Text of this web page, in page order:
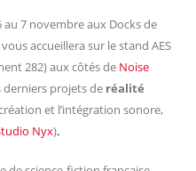
7 novembre aux Docks de
accueillera sur le stand AES
282) aux côtés de Noise
derniers projets de réalité
et l’intégration sonore,
Nyx).